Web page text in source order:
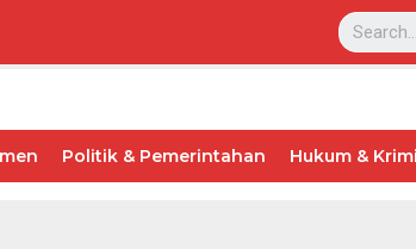
Politik & Pemerintahan Hukum &